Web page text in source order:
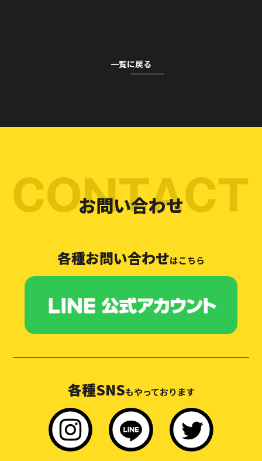
一覧に戻る
お問い合わせ
各種お問い合わせはこちら
各種SNSもやっております